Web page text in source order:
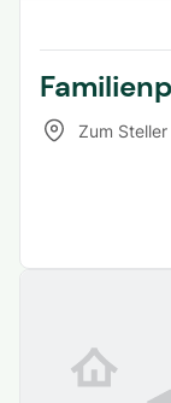
Zum Steller